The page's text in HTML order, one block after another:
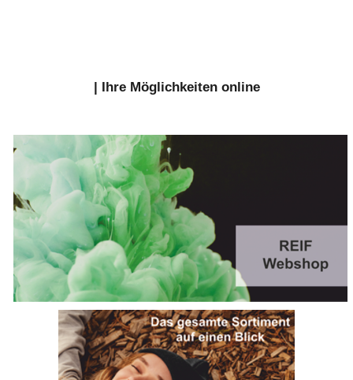
| Ihre Möglichkeiten online